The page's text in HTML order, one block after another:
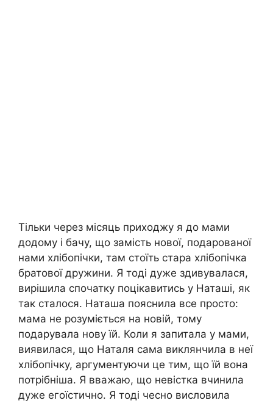
Тільки через місяць приходжу я до мами
додому і бачу, що замість нової, подарованої
нами хлібопічки, там стоїть стара хлібопічка
братової дружини. Я тоді дуже здивувалася,
вирішила спочатку поцікавитись у Наташі, як
так сталося. Наташа пояснила все просто:
мама не розуміється на новій, тому
подарувала нову їй. Коли я запитала у мами,
виявилася, що Наталя сама виклянчила в неї
хлібопічку, аргументуючи це тим, що їй вона
потрібніша. Я вважаю, що невістка вчинила
дуже егоїстично. Я тоді чесно висловила